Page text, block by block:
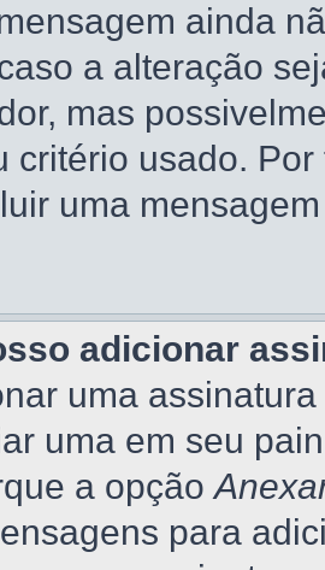
ainda
a alteração
mas
critério usado.
uma
adicionar
uma
uma em seu
a opção
para